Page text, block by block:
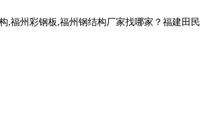
,福州彩钢板,福州钢结构厂家找哪家？福建田民